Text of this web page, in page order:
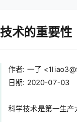
技术的重要性
作者: 一了 <
日期: 2020-07-03